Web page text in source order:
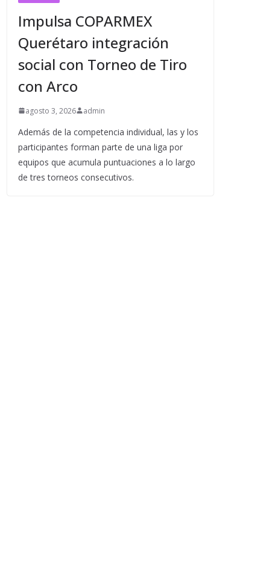
Impulsa COPARMEX
Querétaro integración
social con Torneo de Tiro
con Arco
agosto 3, 2026 admin
Además de la competencia individual, las y los
participantes forman parte de una liga por
equipos que acumula puntuaciones a lo largo
de tres torneos consecutivos.